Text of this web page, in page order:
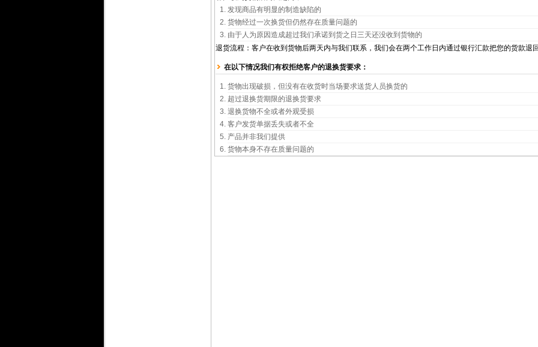
发现商品有明显的制造缺陷的
货物经过一次换货但仍然存在质量问题的
由于人为原因造成超过我们承诺到货之日三天还没收到货物的
退货流程：客户在收到货物后两天内与我们联系，我们会在两个工作日内通过银行汇款把您的货款退
在以下情况我们有权拒绝客户的退换货要求：
货物出现破损，但没有在收货时当场要求送货人员换货的
超过退换货期限的退换货要求
退换货物不全或者外观受损
客户发货单据丢失或者不全
产品并非我们提供
货物本身不存在质量问题的